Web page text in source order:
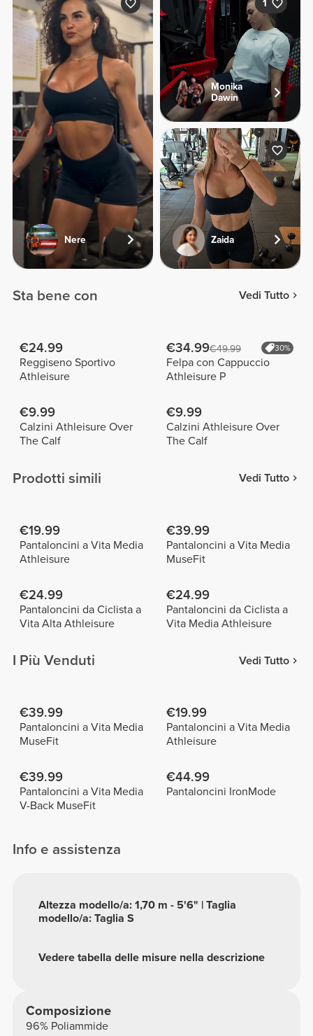
Nere
1
Monika
Dawin
Zaida
Sta bene con Vedi Tutto
€24.99
Reggiseno Sportivo
Athleisure
€34.99€49.99 30%
Felpa con Cappuccio
Athleisure P
€9.99
Calzini Athleisure Over
The Calf
€9.99
Calzini Athleisure Over
The Calf
Prodotti simili Vedi Tutto
€19.99
Pantaloncini a Vita Media
Athleisure
€39.99
Pantaloncini a Vita Media
MuseFit
€24.99
Pantaloncini da Ciclista a
Vita Alta Athleisure
€24.99
Pantaloncini da Ciclista a
Vita Media Athleisure
I Più Venduti Vedi Tutto
€39.99
Pantaloncini a Vita Media
MuseFit
€19.99
Pantaloncini a Vita Media
Athleisure
€39.99
Pantaloncini a Vita Media
V-Back MuseFit
€44.99
Pantaloncini IronMode
Info e assistenza
Vedere tabella delle misure nella descrizione
Altezza modello/a: 1,70 m - 5'6" | Taglia
modello/a: Taglia S
Composizione
96% Poliammide